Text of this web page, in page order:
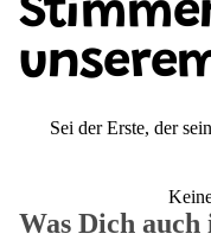
Sei der Erste, der
Was Dich auch